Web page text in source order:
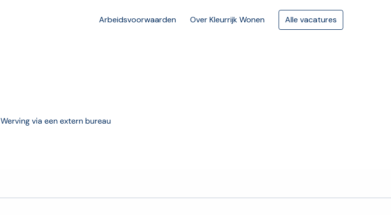
Arbeidsvoorwaarden Over Kleurrijk Wonen Alle vacatures
Werving via een extern bureau